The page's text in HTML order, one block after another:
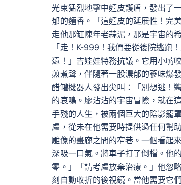
光束猛烈地擊中麵皮護盾，發出了
郁的麵香。「這麵皮的延展性！完
走他那缸陳年老蒜泥，那是宇宙的
「走！K-999！我們要從後院逃跑
遠！」吉娃娃特務抗議。它用小嘴
煎煮聲，伴隨著一股濃郁的蔘味爆
醋罐機器人發出尖叫：「別想逃！
的哀鳴。廖沾沾的宇宙冒險，就在
手殘的人生，被兩個巨大的陰影籠
慮，從未在他需要時提供過任何幫
雕像的畫廊之間的窄巷。一個看起
深吸一口氣。將車子打了倒檔。他
零。」「請考慮放棄治療。」他忽
刻自動收折的後視鏡。當他需要它